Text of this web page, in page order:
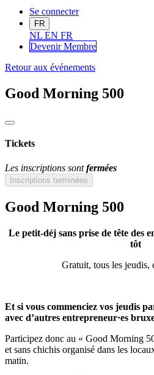
Se connecter
FR
NL EN FR
Devenir Membre
Retour aux événements
Good Morning 500
Tickets
Les inscriptions sontfermées
Inscriptions terminées
Good Morning 500
Le petit-déj sans prise de tête des
tôt
Gratuit, tous les jeudis,
Et si vous commenciez vos jeudis
avec d’autres entrepreneur·es
Participez donc au « Good Morning
et sans chichis organisé dans les
matin.